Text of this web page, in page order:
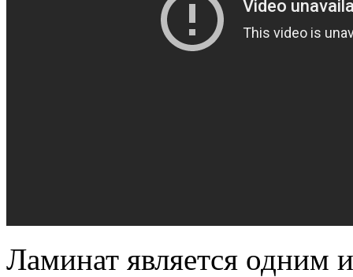
Ламинат является одним